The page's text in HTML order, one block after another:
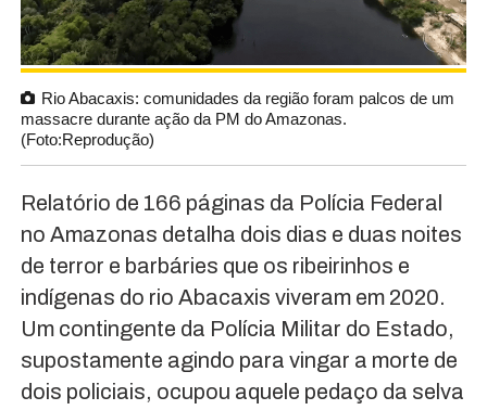
Rio Abacaxis: comunidades da região foram palcos de um
massacre durante ação da PM do Amazonas.
(Foto:Reprodução)
Relatório de 166 páginas da Polícia Federal
no Amazonas detalha dois dias e duas noites
de terror e barbáries que os ribeirinhos e
indígenas do rio Abacaxis viveram em 2020.
Um contingente da Polícia Militar do Estado,
supostamente agindo para vingar a morte de
dois policiais, ocupou aquele pedaço da selva